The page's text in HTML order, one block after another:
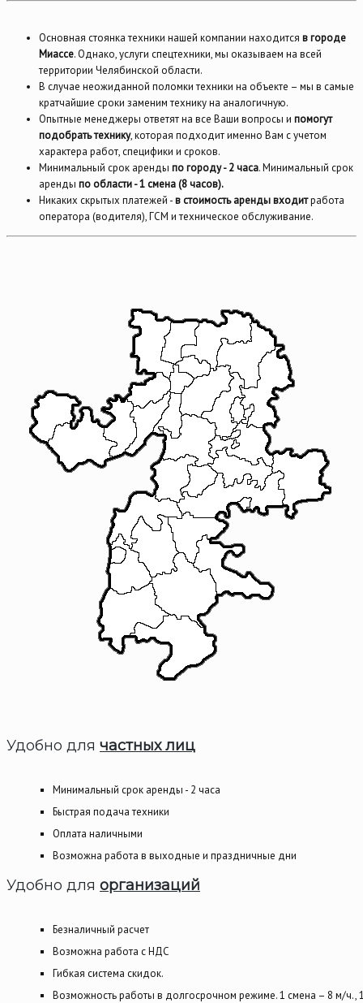
Основная стоянка техники нашей компании находится в городе
Миассе. Однако, услуги спецтехники, мы оказываем на всей
территории Челябинской области.
В случае неожиданной поломки техники на объекте – мы в самые
кратчайшие сроки заменим технику на аналогичную.
Опытные менеджеры ответят на все Ваши вопросы и помогут
подобрать технику, которая подходит именно Вам с учетом
характера работ, специфики и сроков.
Минимальный срок аренды по городу - 2 часа. Минимальный срок
аренды по области - 1 смена (8 часов).
Никаких скрытых платежей -в стоимость аренды входитработа
оператора (водителя), ГСМ и техническое обслуживание.
Удобно для частных лиц
Минимальный срок аренды - 2 часа
Быстрая подача техники
Оплата наличными
Возможна работа в выходные и праздничные дни
Удобно для организаций
Безналичный расчет
Возможна работа с НДС
Гибкая система скидок.
Возможность работы в долгосрочном режиме. 1 смена – 8 м/ч.,